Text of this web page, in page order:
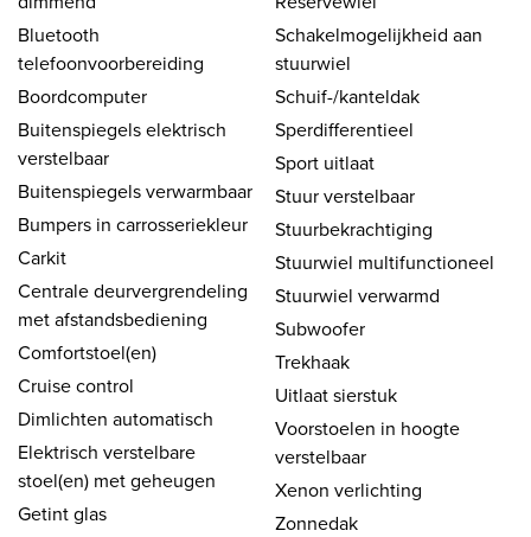
Bluetooth
telefoonvoorbereiding
Boordcomputer
Buitenspiegels elektrisch
verstelbaar
Buitenspiegels verwarmbaar
Bumpers in carrosseriekleur
Carkit
Centrale deurvergrendeling
met afstandsbediening
Comfortstoel(en)
Cruise control
Dimlichten automatisch
Elektrisch verstelbare
stoel(en) met geheugen
Getint glas
Schakelmogelijkheid aan
stuurwiel
Schuif-/kanteldak
Sperdifferentieel
Sport uitlaat
Stuur verstelbaar
Stuurbekrachtiging
Stuurwiel multifunctioneel
Stuurwiel verwarmd
Subwoofer
Trekhaak
Uitlaat sierstuk
Voorstoelen in hoogte
verstelbaar
Xenon verlichting
Zonnedak